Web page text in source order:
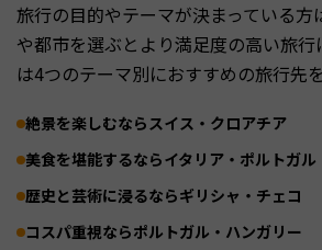
旅行の目的やテーマが決まっている方
や都市を選ぶとより満足度の高い旅行
は4つのテーマ別におすすめの旅行先
絶景を楽しむならスイス・クロアチア
美食を堪能するならイタリア・ポルトガル
歴史と芸術に浸るならギリシャ・チェコ
コスパ重視ならポルトガル・ハンガリー